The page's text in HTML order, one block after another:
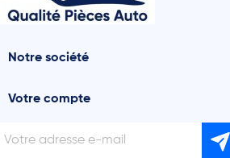
Notre société
Votre compte